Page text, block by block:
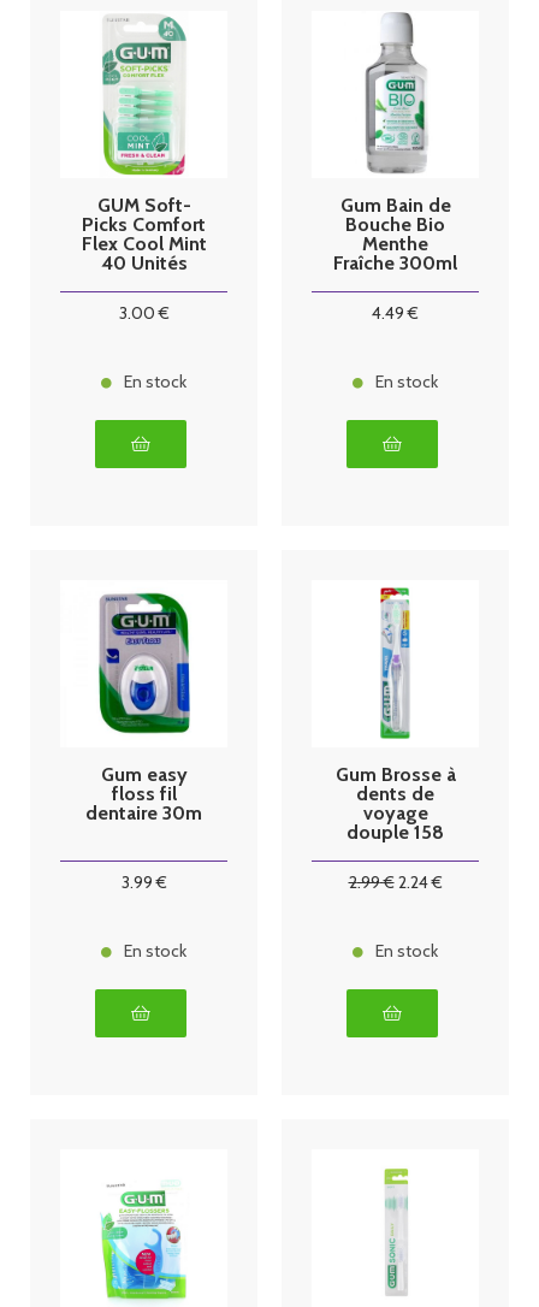
GUM Soft-
Picks Comfort
Flex Cool Mint
40 Unités
3.00€
En stock
Gum Bain de
Bouche Bio
Menthe
Fraîche 300ml
4.49 €
En stock
Gum easy
floss fil
dentaire 30m
3.99€
En stock
Gum Brosse à
dents de
voyage
douple 158
2.99€2.24€
En stock